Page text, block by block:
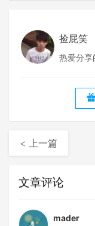
捡屁笑
热爱分享
< 上一篇
文章评论
mader